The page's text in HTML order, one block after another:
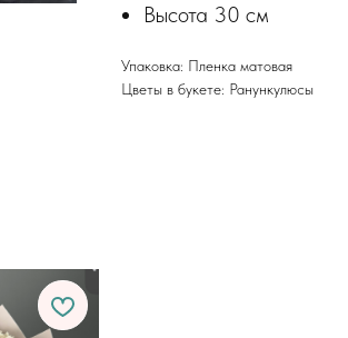
Высота 30 см
Упаковка: Пленка матовая
Цветы в букете: Ранункулюсы